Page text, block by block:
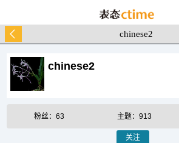
chinese2
chinese2
粉丝：63 主题：913
关注